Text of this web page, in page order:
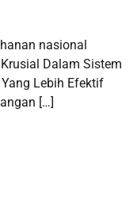
nasional
Dalam Sistem
Lebih Efektif
[…]